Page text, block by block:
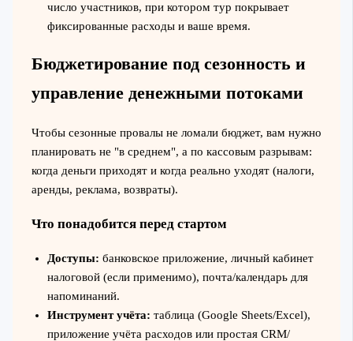
число участников, при котором тур покрывает
фиксированные расходы и ваше время.
Бюджетирование под сезонность и
управление денежными потоками
Чтобы сезонные провалы не ломали бюджет, вам нужно
планировать не "в среднем", а по кассовым разрывам:
когда деньги приходят и когда реально уходят (налоги,
аренды, реклама, возвраты).
Что понадобится перед стартом
Доступы: банковское приложение, личный кабинет
налоговой (если применимо), почта/календарь для
напоминаний.
Инструмент учёта: таблица (Google Sheets/Excel),
приложение учёта расходов или простая CRM/